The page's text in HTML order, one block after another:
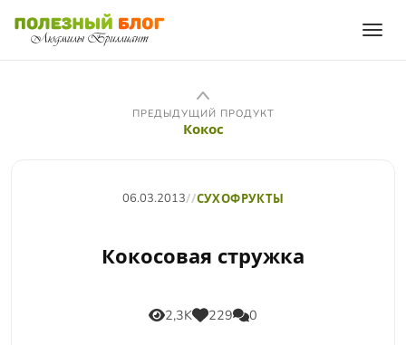
ПРЕДЫДУЩИЙ ПРОДУКТ
Кокос
06.03.2013//СУХОФРУКТЫ
Кокосовая стружка
2,3K 229 0